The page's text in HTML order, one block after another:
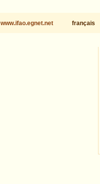
www.ifao.egnet.net français